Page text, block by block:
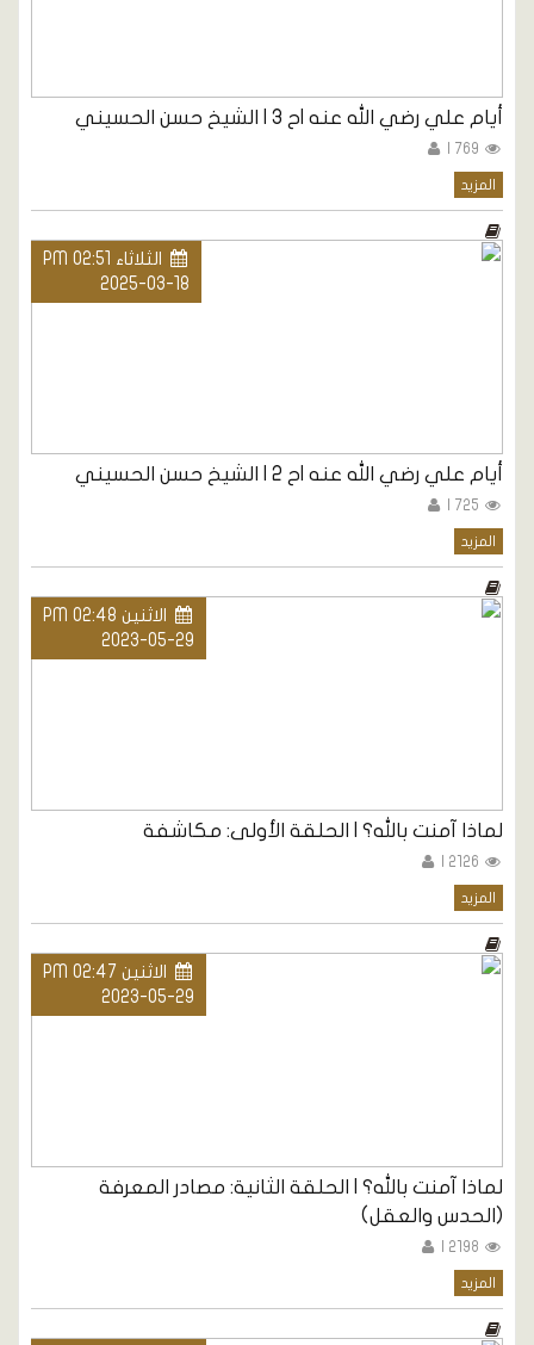
أيام علي رضي الله عنه |ح 3 | الشيخ حسن الحسيني
المزيد
الثلاثاء PM 02:51
2025-03-18
أيام علي رضي الله عنه |ح 2 | الشيخ حسن الحسيني
المزيد
الاثنين PM 02:48
2023-05-29
لماذا آمنت بالله؟ | الحلقة الأولى: مكاشفة
المزيد
الاثنين PM 02:47
2023-05-29
لماذا آمنت بالله؟ | الحلقة الثانية: مصادر المعرفة
(الحدس والعقل)
المزيد